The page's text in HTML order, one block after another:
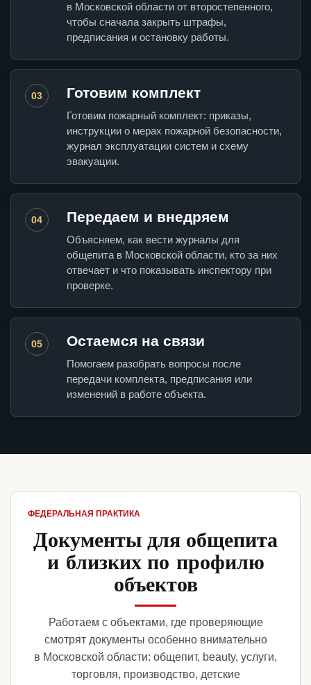
в Московской области от второстепенного,
чтобы сначала закрыть штрафы,
предписания и остановку работы.
03 Готовим комплект
Готовим пожарный комплект: приказы,
инструкции о мерах пожарной безопасности,
журнал эксплуатации систем и схему
эвакуации.
04 Передаем и внедряем
Объясняем, как вести журналы для
общепита в Московской области, кто за них
отвечает и что показывать инспектору при
проверке.
05 Остаемся на связи
Помогаем разобрать вопросы после
передачи комплекта, предписания или
изменений в работе объекта.
ФЕДЕРАЛЬНАЯ ПРАКТИКА
Документы для общепита
и близких по профилю
объектов
Работаем с объектами, где проверяющие
смотрят документы особенно внимательно
в Московской области: общепит, beauty, услуги,
торговля, производство, детские